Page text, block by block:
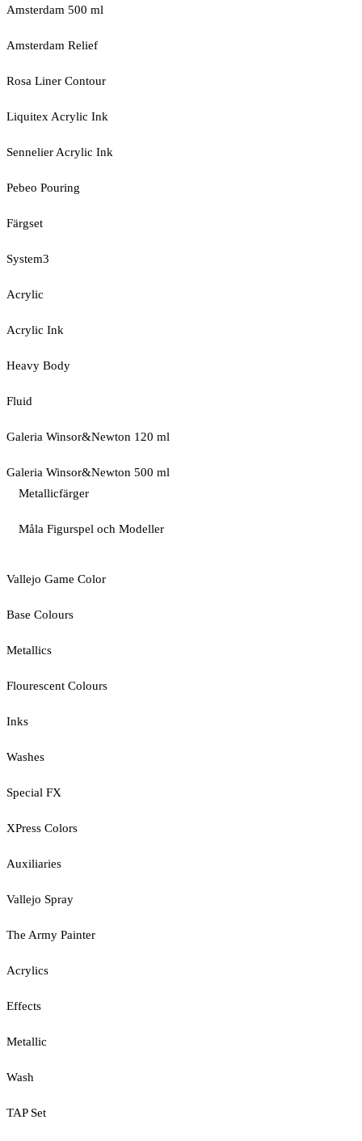
Amsterdam 500 ml
Amsterdam Relief
Rosa Liner Contour
Liquitex Acrylic Ink
Sennelier Acrylic Ink
Pebeo Pouring
Färgset
System3
Acrylic
Acrylic Ink
Heavy Body
Fluid
Galeria Winsor&Newton 120 ml
Galeria Winsor&Newton 500 ml
Metallicfärger
Måla Figurspel och Modeller
Vallejo Game Color
Base Colours
Metallics
Flourescent Colours
Inks
Washes
Special FX
XPress Colors
Auxiliaries
Vallejo Spray
The Army Painter
Acrylics
Effects
Metallic
Wash
TAP Set